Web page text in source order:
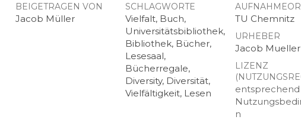
BEIGETRAGEN VON
Jacob Müller
SCHLAGWORTE
Vielfalt, Buch,
Universitätsbibliothek,
Bibliothek, Bücher,
Lesesaal,
Bücherregale,
Diversity, Diversität,
Vielfältigkeit, Lesen
TU Chemnitz
URHEBER
Jacob Mueller
LIZENZ
entsprechend
n